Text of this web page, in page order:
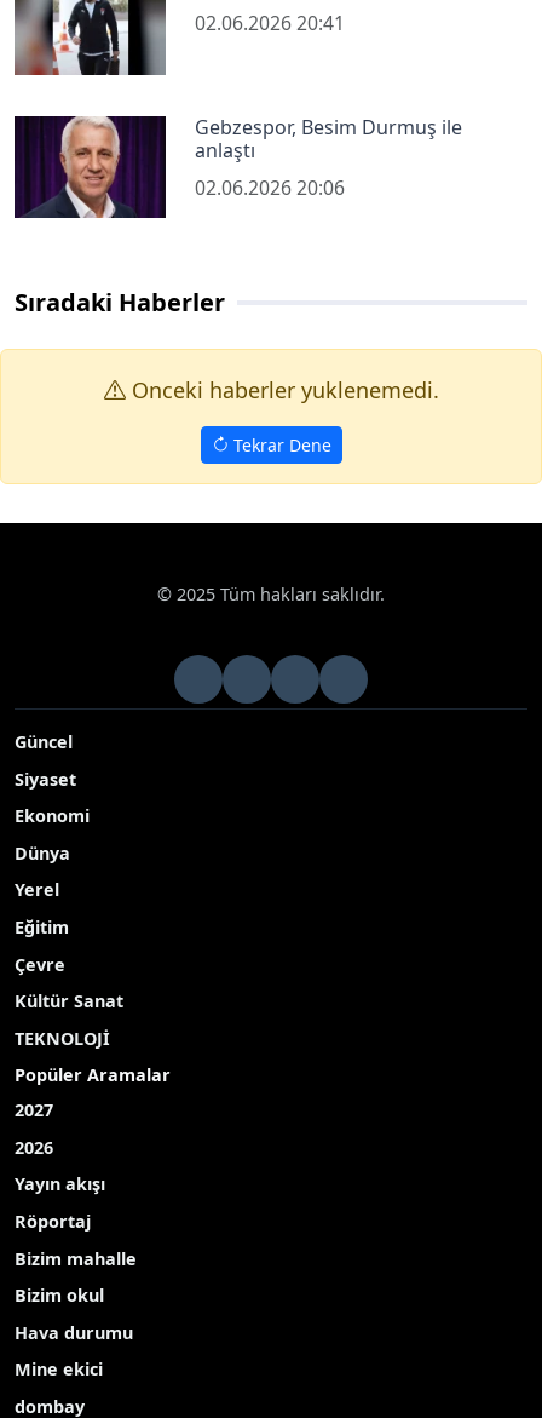
02.06.2026 20:41
Gebzespor, Besim Durmuş ile
anlaştı
02.06.2026 20:06
Sıradaki Haberler
Onceki haberler yuklenemedi.
Tekrar Dene
© 2025 Tüm hakları saklıdır.
Güncel
Siyaset
Ekonomi
Dünya
Yerel
Eğitim
Çevre
Kültür Sanat
TEKNOLOJİ
Popüler Aramalar
2027
2026
Yayın akışı
Röportaj
Bizim mahalle
Bizim okul
Hava durumu
Mine ekici
dombay